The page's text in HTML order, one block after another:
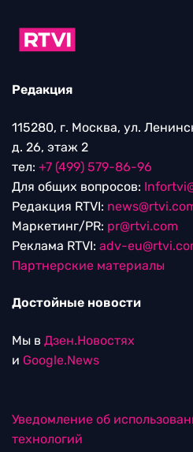
Редакция
115280, г. Москва, ул.
д. 26, этаж 2
тел: +7 (499) 579-86-96
Для общих вопросов:
Редакция RTVI:
Маркетинг/PR: pr@rtvi.com
Реклама RTVI: adv-
Партнерские материалы
Достойные новости
Мы в Дзен.Новостях
и Google.News
Уведомление об
технологий